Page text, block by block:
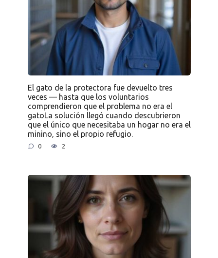
El gato de la protectora fue devuelto tres
veces — hasta que los voluntarios
comprendieron que el problema no era el
gatoLa solución llegó cuando descubrieron
que el único que necesitaba un hogar no era el
minino, sino el propio refugio.
0 2